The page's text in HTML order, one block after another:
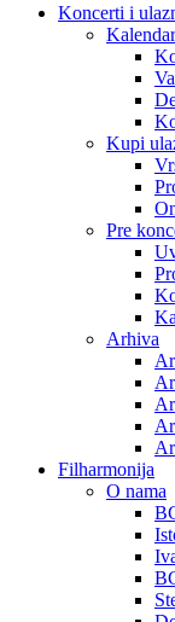
Koncerti i
Kupi
Pre
Arhiva
Filharmonija
O nama